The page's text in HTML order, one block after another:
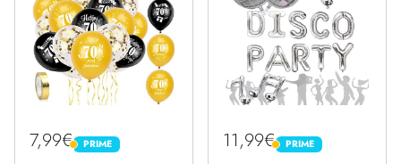
7,99€ PRIME
PRIME 11,99€ PRIME
PRIME